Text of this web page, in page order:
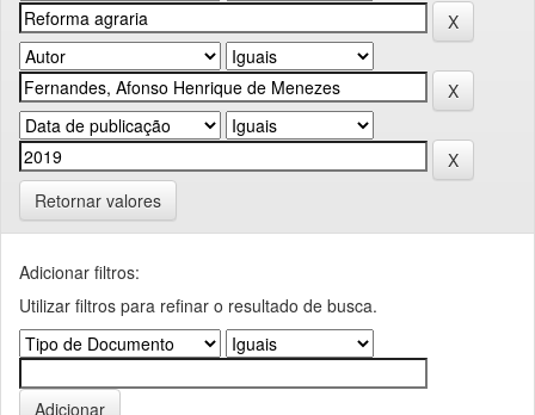
Retornar valores
Adicionar filtros:
Utilizar filtros para refinar o resultado de busca.